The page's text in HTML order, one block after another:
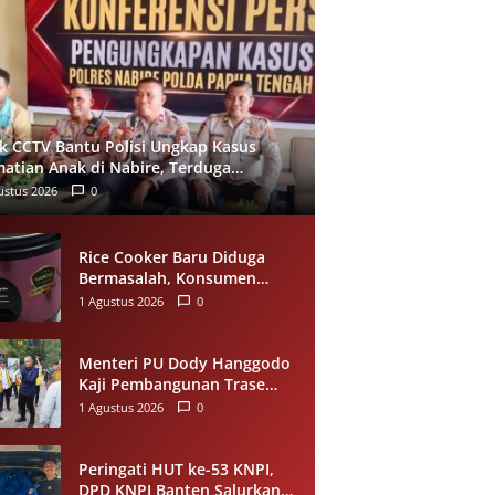
CCTV Bantu Polisi Ungkap Kasus
Anak di Nabire, Terduga
Kurang dari 24 Jam
2026 0
Rice Cooker Baru Diduga
Bermasalah, Konsumen
Samarinda Minta Miyako
1 Agustus 2026 0
Menteri PU Dody Hanggodo
Kaji Pembangunan Trase
Baru Kelok 44 Agam Usai
1 Agustus 2026 0
Peringati HUT ke-53 KNPI,
DPD KNPI Banten Salurkan